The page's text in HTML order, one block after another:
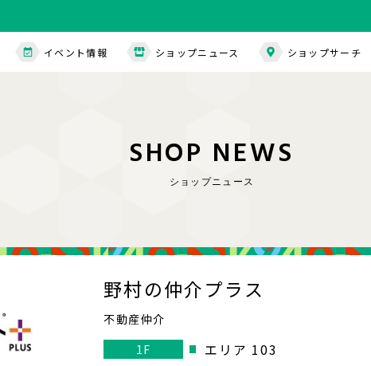
イベント情報 ショップニュース ショップサーチ
SHOP NEWS
ショップニュース
野村の仲介プラス
不動産仲介
1F
エリア 103